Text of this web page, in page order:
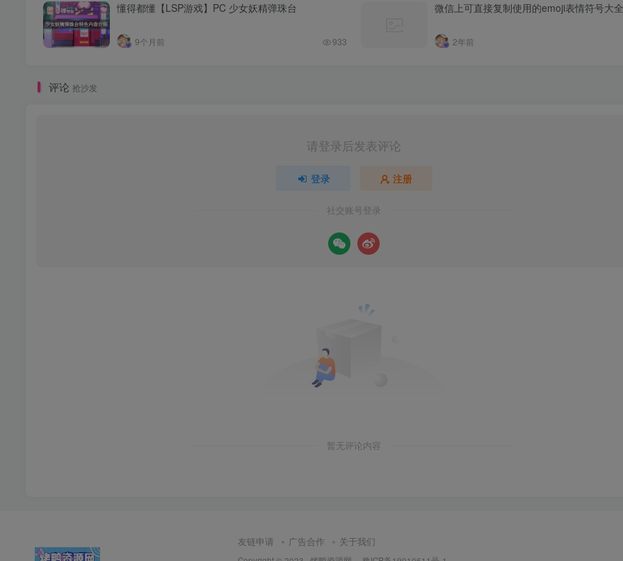
懂得都懂【LSP游戏】PC 少女妖精弹珠台
9个月前 933
微信上可直接复制使用的emoji表情符号大全
2年前
评论 抢沙发
请登录后发表评论
登录 注册
社交账号登录
暂无评论内容
友链申请 广告合作 关于我们